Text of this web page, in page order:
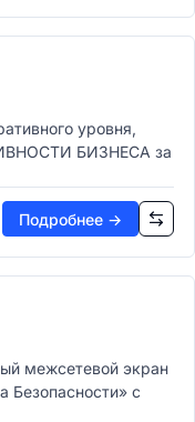
уровня,
БИЗНЕСА за
Подробнее →
межсетевой экран
Безопасности» с